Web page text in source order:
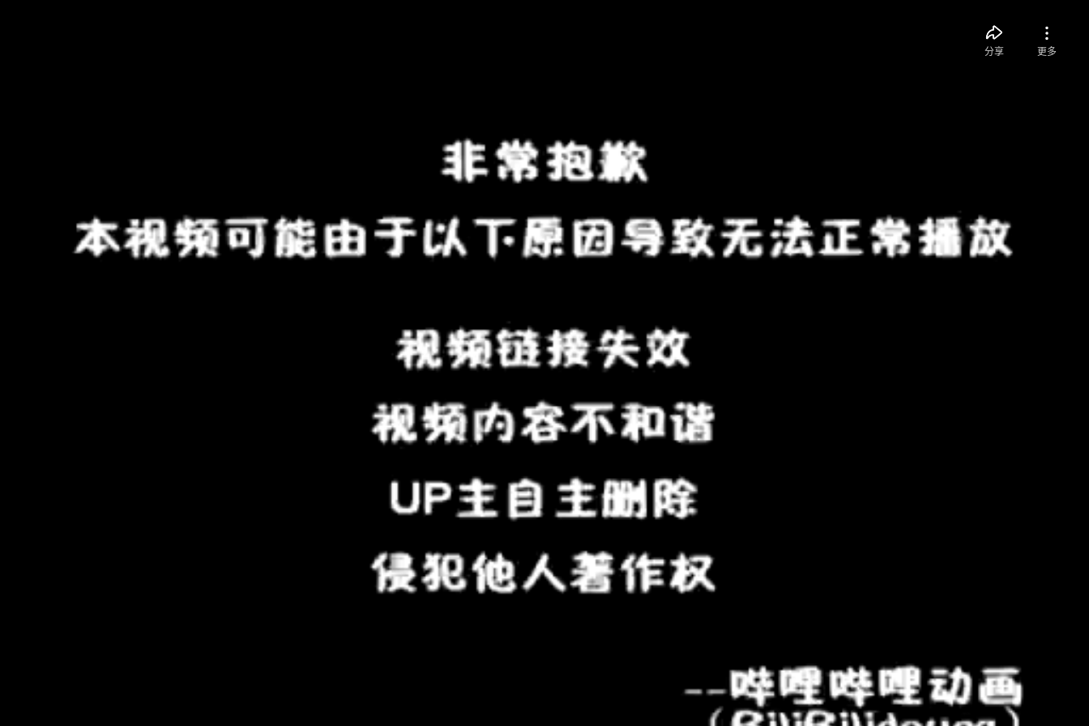
分享 更多